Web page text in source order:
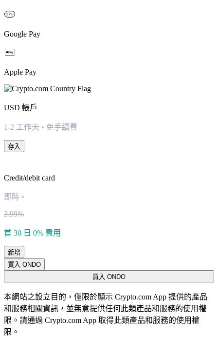
Google Pay
Apple Pay
USD 帳戶
1-2 工作天 • 免手續費
存入
Credit/debit card
即時 •
2.99%
首 30 日 0% 費用
新增
買入 ONDO
買入 ONDO
本網站之設立目的，僅限於顯示 Crypto.com App 提供的產品
和服務相關資訊，並無意提供任何此類產品和服務的使用權
限。請通過 Crypto.com App 取得此類產品和服務的使用權
限。